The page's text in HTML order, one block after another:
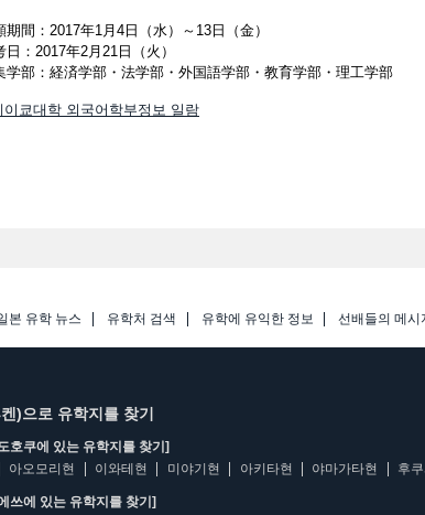
期間：2017年1月4日（水）～13日（金）
日：2017年2月21日（火）
学部：経済学部・法学部・外国語学部・教育学部・理工学部
이쿄대학 외국어학부정보 일람
본 유학 뉴스 유학처 검색 유학에 유익한 정보 선배들의 메시
)으로 유학지를 찾기
호쿠에 있는 유학지를 찾기]
아오모리현 이와테현 미야기현 아키타현 야마가타현 후
쓰에 있는 유학지를 찾기]